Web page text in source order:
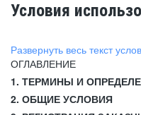
Условия
Развернуть весь текст
ОГЛАВЛЕНИЕ
1. ТЕРМИНЫ И
2. ОБЩИЕ УСЛОВИЯ